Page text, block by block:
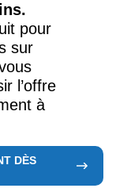
pour
sur
l’offre
à
DÈS